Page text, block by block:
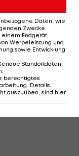
"Flirt"
Das
Daten, wie
Zwecke:
Endgerät;
Werbeleistung und
sowie Entwicklung
Standortdaten
berechtigtes
Details
auszuüben, sind hier